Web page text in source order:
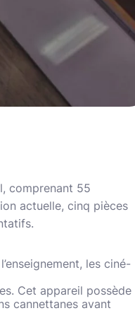
comprenant 55
actuelle, cinq pièces
les ciné-
Cet appareil possède
cannettanes avant